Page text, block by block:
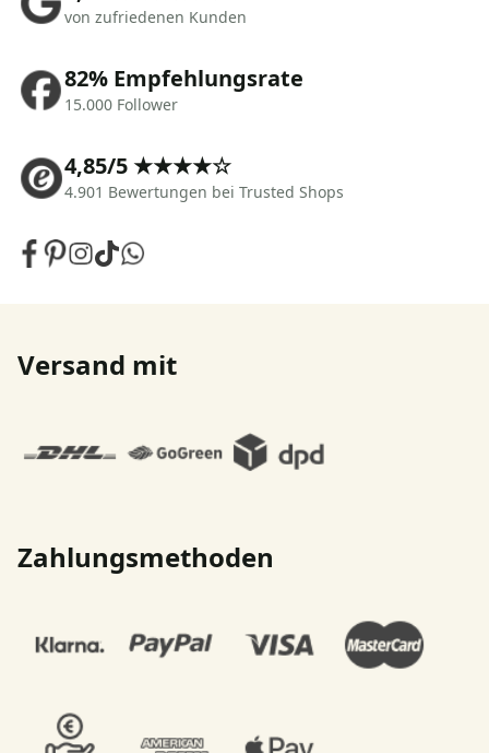
von zufriedenen Kunden
82% Empfehlungsrate
15.000 Follower
4,85/5 ★★★★☆
4.901 Bewertungen bei Trusted Shops
Versand mit
Zahlungsmethoden